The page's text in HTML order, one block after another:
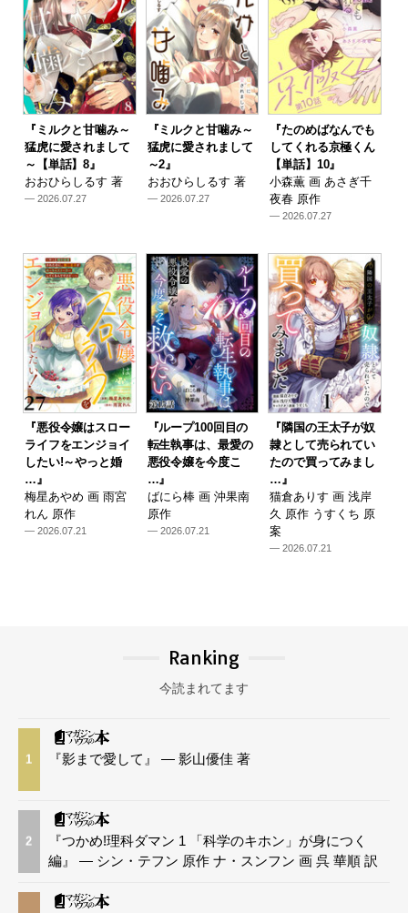
『ミルクと甘噛み～
猛虎に愛されまして
～【単話】8』
おおひらしるす 著
— 2026.07.27
『ミルクと甘噛み～
猛虎に愛されまして
～2』
おおひらしるす 著
— 2026.07.27
『たのめばなんでも
してくれる京極くん
【単話】10』
小森薫 画 あさぎ千
夜春 原作
— 2026.07.27
『悪役令嬢はスロー
ライフをエンジョイ
したい!～やっと婚
…』
梅星あやめ 画 雨宮
れん 原作
— 2026.07.21
『ループ100回目の
転生執事は、最愛の
悪役令嬢を今度こ
…』
ばにら棒 画 沖果南
原作
— 2026.07.21
『隣国の王太子が奴
隷として売られてい
たので買ってみまし
…』
猫倉ありす 画 浅岸
久 原作 うすくち 原
案
— 2026.07.21
Ranking
今読まれてます
1 『影まで愛して』 — 影山優佳 著
2
『つかめ!理科ダマン 1 「科学のキホン」が身につく
編』 — シン・テフン 原作 ナ・スンフン 画 呉 華順 訳